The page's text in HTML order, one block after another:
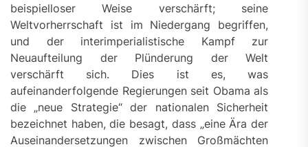
beispielloser Weise verschärft; seine
Weltvorherrschaft ist im Niedergang begriffen,
und der interimperialistische Kampf zur
Neuaufteilung der Plünderung der Welt
verschärft sich. Dies ist es, was
aufeinanderfolgende Regierungen seit Obama als
die „neue Strategie“ der nationalen Sicherheit
bezeichnet haben, die besagt, dass „eine Ära der
Auseinandersetzungen zwischen Großmächten